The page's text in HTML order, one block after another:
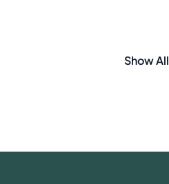
Show All